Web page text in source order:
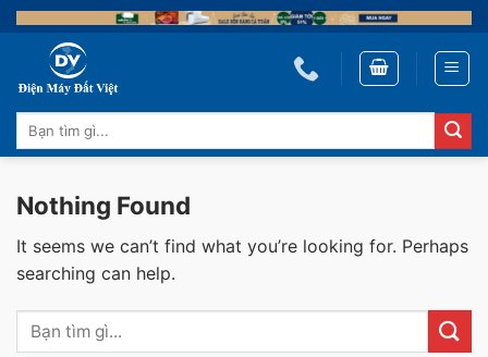
Skip
to
content
Tìm
kiếm:
Nothing Found
It seems we can’t find what you’re looking for. Perhaps
searching can help.